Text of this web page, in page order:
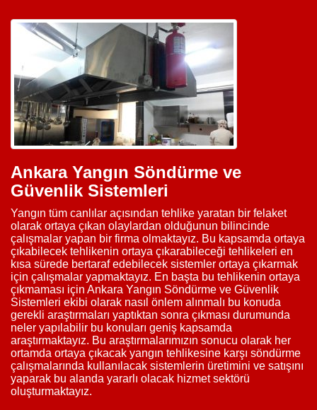
Ankara Yangın Söndürme ve
Güvenlik Sistemleri
Yangın tüm canlılar açısından tehlike yaratan bir felaket
olarak ortaya çıkan olaylardan olduğunun bilincinde
çalışmalar yapan bir firma olmaktayız. Bu kapsamda ortaya
çıkabilecek tehlikenin ortaya çıkarabileceği tehlikeleri en
kısa sürede bertaraf edebilecek sistemler ortaya çıkarmak
için çalışmalar yapmaktayız. En başta bu tehlikenin ortaya
çıkmaması için Ankara Yangın Söndürme ve Güvenlik
Sistemleri ekibi olarak nasıl önlem alınmalı bu konuda
gerekli araştırmaları yaptıktan sonra çıkması durumunda
neler yapılabilir bu konuları geniş kapsamda
araştırmaktayız. Bu araştırmalarımızın sonucu olarak her
ortamda ortaya çıkacak yangın tehlikesine karşı söndürme
çalışmalarında kullanılacak sistemlerin üretimini ve satışını
yaparak bu alanda yararlı olacak hizmet sektörü
oluşturmaktayız.